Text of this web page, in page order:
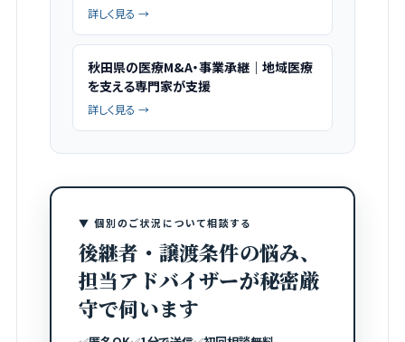
詳しく見る →
秋田県の医療M&A・事業承継｜地域医療
を支える専門家が支援
詳しく見る →
▼ 個別のご状況について相談する
後継者・譲渡条件の悩み、
担当アドバイザーが秘密厳
守で伺います